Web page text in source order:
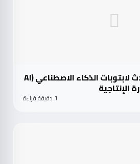
مراجعة شاملة لأحدث لابتوبات الذكاء الاصطناعي (AI
1 دقيقة قراءة